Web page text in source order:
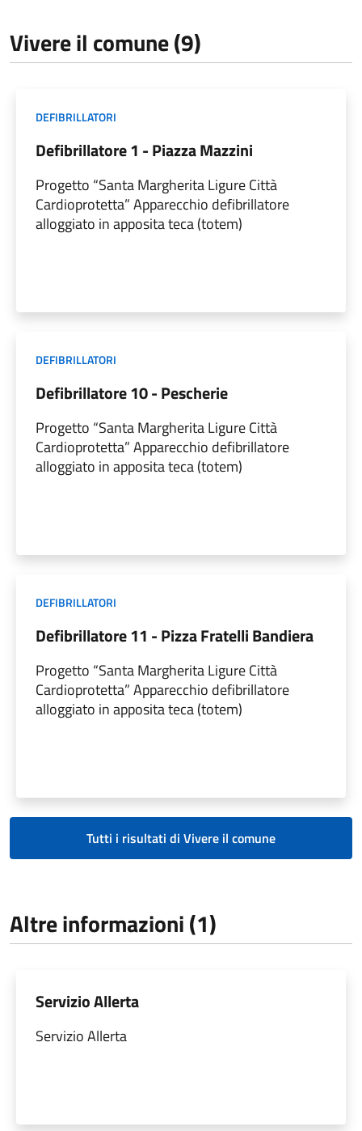
Vivere il comune (9)
DEFIBRILLATORI
Defibrillatore 1 - Piazza Mazzini
Progetto “Santa Margherita Ligure Città
Cardioprotetta” Apparecchio defibrillatore
alloggiato in apposita teca (totem)
DEFIBRILLATORI
Defibrillatore 10 - Pescherie
Progetto “Santa Margherita Ligure Città
Cardioprotetta” Apparecchio defibrillatore
alloggiato in apposita teca (totem)
DEFIBRILLATORI
Defibrillatore 11 - Pizza Fratelli Bandiera
Progetto “Santa Margherita Ligure Città
Cardioprotetta” Apparecchio defibrillatore
alloggiato in apposita teca (totem)
Tutti i risultati di Vivere il comune
Altre informazioni (1)
Servizio Allerta
Servizio Allerta